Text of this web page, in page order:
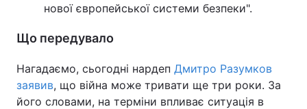
нової європейської системи безпеки".
Що передувало
Нагадаємо, сьогодні нардеп Дмитро Разумков
заявив, що війна може тривати ще три роки. За
його словами, на терміни впливає ситуація в